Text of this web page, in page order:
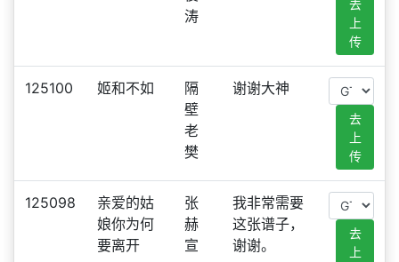
涛
去
上
传
125100 姬和不如
隔
壁
老
樊
谢谢大神
去
上
传
125098
亲爱的姑
娘你为何
要离开
张
赫
宣
我非常需要
这张谱子，
谢谢。
去
上